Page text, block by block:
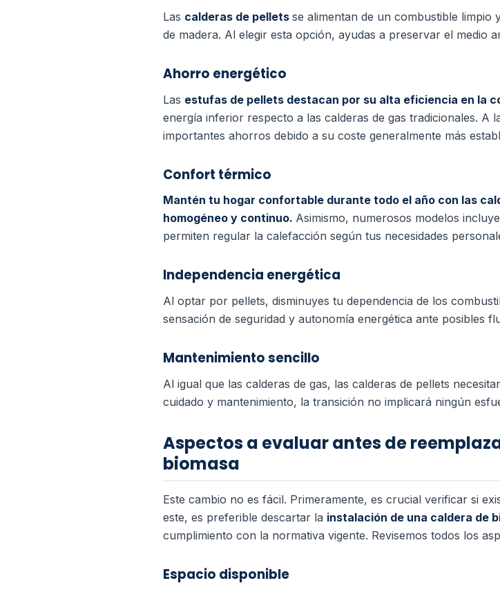
Las calderas de pellets se alimentan de un combustible limpio
de madera. Al elegir esta opción, ayudas a preservar el medio
Ahorro energético
Las estufas de pellets destacan por su alta eficiencia en la
energía inferior respecto a las calderas de gas tradicionales. A
importantes ahorros debido a su coste generalmente más
Confort térmico
Mantén tu hogar confortable durante todo el año con las
homogéneo y continuo. Asimismo, numerosos modelos
permiten regular la calefacción según tus necesidades
Independencia energética
Al optar por pellets, disminuyes tu dependencia de los
sensación de seguridad y autonomía energética ante posibles
Mantenimiento sencillo
Al igual que las calderas de gas, las calderas de pellets
cuidado y mantenimiento, la transición no implicará ningún
Aspectos a evaluar antes de
biomasa
Este cambio no es fácil. Primeramente, es crucial verificar si
este, es preferible descartar la instalación de una caldera de
cumplimiento con la normativa vigente. Revisemos todos los
Espacio disponible